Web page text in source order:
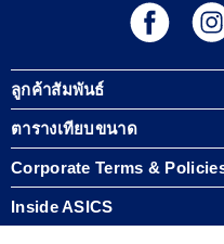
ลูกค้าสัมพันธ์
ตารางเทียบขนาด
Corporate Terms &
Inside ASICS